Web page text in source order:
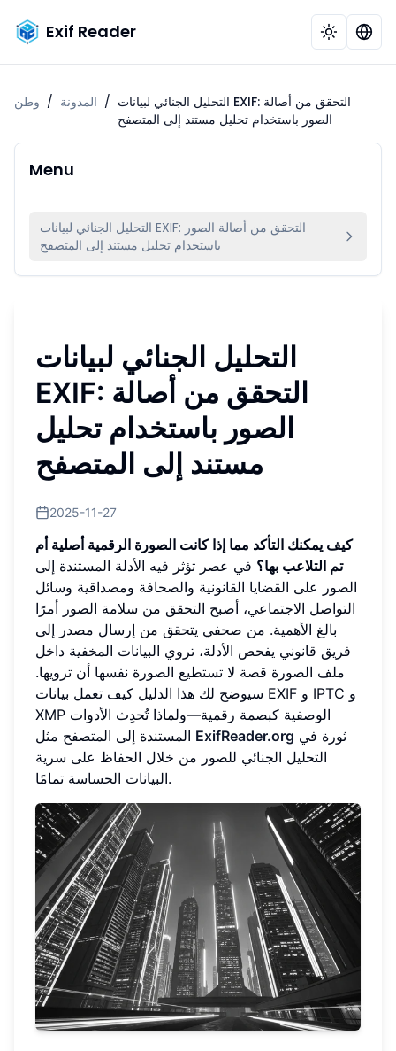
Exif Reader
وطن / المدونة / التحليل الجنائي لبيانات EXIF: التحقق من أصالة
الصور باستخدام تحليل مستند إلى المتصفح
Menu
التحليل الجنائي لبيانات EXIF: التحقق من أصالة الصور
باستخدام تحليل مستند إلى المتصفح
التحليل الجنائي لبيانات
EXIF: التحقق من أصالة
الصور باستخدام تحليل
مستند إلى المتصفح
2025-11-27
كيف يمكنك التأكد مما إذا كانت الصورة الرقمية أصلية أم
تم التلاعب بها؟ في عصر تؤثر فيه الأدلة المستندة إلى
الصور على القضايا القانونية والصحافة ومصداقية وسائل
التواصل الاجتماعي، أصبح التحقق من سلامة الصور أمرًا
بالغ الأهمية. من صحفي يتحقق من إرسال مصدر إلى
فريق قانوني يفحص الأدلة، تروي البيانات المخفية داخل
ملف الصورة قصة لا تستطيع الصورة نفسها أن ترويها.
سيوضح لك هذا الدليل كيف تعمل بيانات EXIF و IPTC و
XMP الوصفية كبصمة رقمية—ولماذا تُحدِث الأدوات
ExifReader.org
التحليل الجنائي للصور من خلال الحفاظ على سرية
البيانات الحساسة تمامًا.